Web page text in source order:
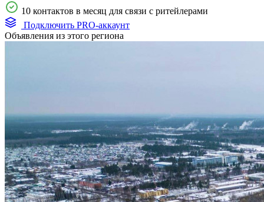
10 контактов в месяц для связи с ритейлерами
Подключить PRO-аккаунт
Объявления из этого региона